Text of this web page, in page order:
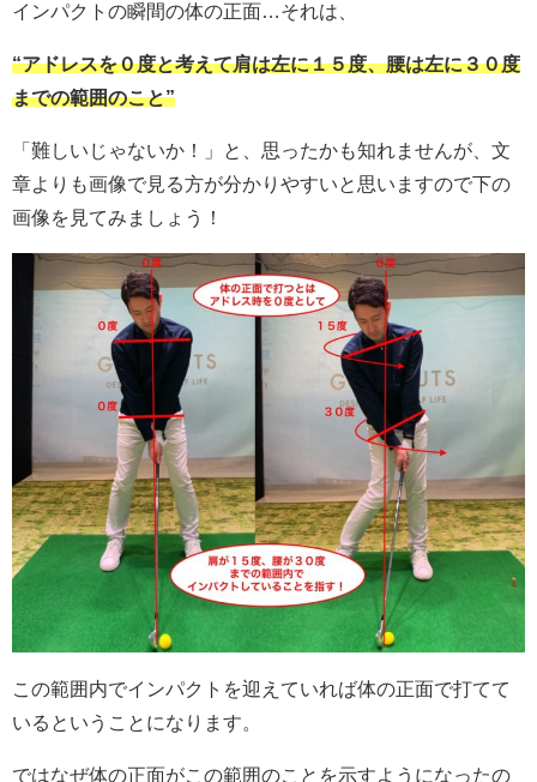
インパクトの瞬間の体の正面…それは、
“アドレスを０度と考えて肩は左に１５度、腰は左に３０度
までの範囲のこと”
「難しいじゃないか！」と、思ったかも知れませんが、文
章よりも画像で見る方が分かりやすいと思いますので下の
画像を見てみましょう！
この範囲内でインパクトを迎えていれば体の正面で打てて
いるということになります。
ではなぜ体の正面がこの範囲のことを示すようになったの